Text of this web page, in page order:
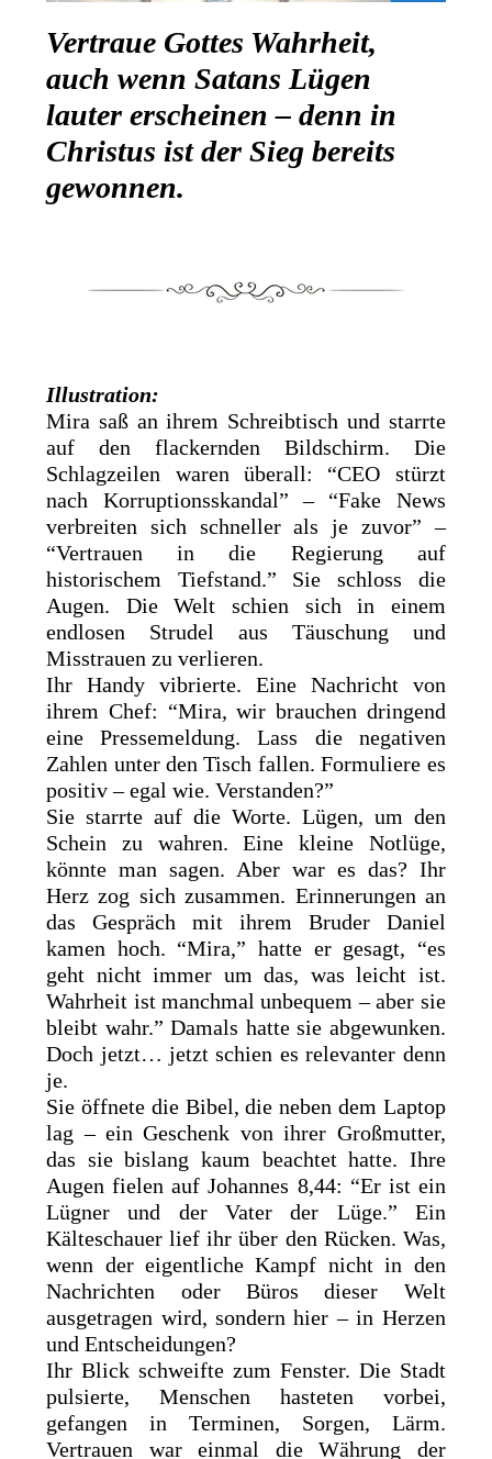
Vertraue Gottes Wahrheit,
auch wenn Satans Lügen
lauter erscheinen – denn in
Christus ist der Sieg bereits
gewonnen.
Illustration:
Mira saß an ihrem Schreibtisch und starrte
auf den flackernden Bildschirm. Die
Schlagzeilen waren überall: “CEO stürzt
nach Korruptionsskandal” – “Fake News
verbreiten sich schneller als je zuvor” –
“Vertrauen in die Regierung auf
historischem Tiefstand.” Sie schloss die
Augen. Die Welt schien sich in einem
endlosen Strudel aus Täuschung und
Misstrauen zu verlieren.
Ihr Handy vibrierte. Eine Nachricht von
ihrem Chef: “Mira, wir brauchen dringend
eine Pressemeldung. Lass die negativen
Zahlen unter den Tisch fallen. Formuliere es
positiv – egal wie. Verstanden?”
Sie starrte auf die Worte. Lügen, um den
Schein zu wahren. Eine kleine Notlüge,
könnte man sagen. Aber war es das? Ihr
Herz zog sich zusammen. Erinnerungen an
das Gespräch mit ihrem Bruder Daniel
kamen hoch. “Mira,” hatte er gesagt, “es
geht nicht immer um das, was leicht ist.
Wahrheit ist manchmal unbequem – aber sie
bleibt wahr.” Damals hatte sie abgewunken.
Doch jetzt… jetzt schien es relevanter denn
je.
Sie öffnete die Bibel, die neben dem Laptop
lag – ein Geschenk von ihrer Großmutter,
das sie bislang kaum beachtet hatte. Ihre
Augen fielen auf Johannes 8,44: “Er ist ein
Lügner und der Vater der Lüge.” Ein
Kälteschauer lief ihr über den Rücken. Was,
wenn der eigentliche Kampf nicht in den
Nachrichten oder Büros dieser Welt
ausgetragen wird, sondern hier – in Herzen
und Entscheidungen?
Ihr Blick schweifte zum Fenster. Die Stadt
pulsierte, Menschen hasteten vorbei,
gefangen in Terminen, Sorgen, Lärm.
Vertrauen war einmal die Währung der